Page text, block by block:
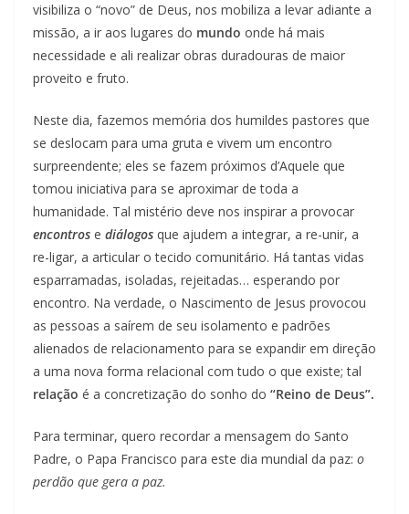
visibiliza o “novo” de Deus, nos mobiliza a levar adiante a
missão, a ir aos lugares do mundo onde há mais
necessidade e ali realizar obras duradouras de maior
proveito e fruto.
Neste dia, fazemos memória dos humildes pastores que
se deslocam para uma gruta e vivem um encontro
surpreendente; eles se fazem próximos d’Aquele que
tomou iniciativa para se aproximar de toda a
humanidade. Tal mistério deve nos inspirar a provocar
encontros e diálogos que ajudem a integrar, a re-unir, a
re-ligar, a articular o tecido comunitário. Há tantas vidas
esparramadas, isoladas, rejeitadas… esperando por
encontro. Na verdade, o Nascimento de Jesus provocou
as pessoas a saírem de seu isolamento e padrões
alienados de relacionamento para se expandir em direção
a uma nova forma relacional com tudo o que existe; tal
relação é a concretização do sonho do “Reino de Deus”.
Para terminar, quero recordar a mensagem do Santo
Padre, o Papa Francisco para este dia mundial da paz: o
perdão que gera a paz.